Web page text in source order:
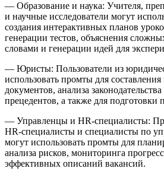
— Образование и наука: Учителя,
и научные исследователи могут
создания интерактивных планов
генерации тестов, объяснения
словами и генерации идей для
— Юристы: Пользователи из
использовать промты для
документов, анализа
прецедентов, а также для подготовки
— Управленцы и HR-специалисты:
HR-специалисты и специалисты по
могут использовать промты для
анализа рисков, мониторинга
эффективных описаний вакансий.